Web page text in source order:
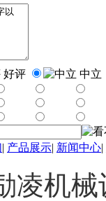
好评 中立
| 产品展示| 新闻中心|
凌机